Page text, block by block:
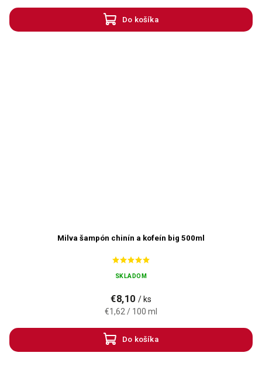
Do košíka
Milva šampón chinín a kofeín big 500ml
SKLADOM
€8,10 / ks
€1,62 / 100 ml
Do košíka